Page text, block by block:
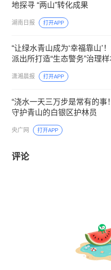
地探寻 “两山”转化成果
湖南日报 打开APP
“让绿水青山成为‘幸福靠山’
派出所打造“生态警务”治理
潇湘晨报 打开APP
“浇水一天三万步是常有的事
守护青山的白银区护林员
央广网 打开APP
评论